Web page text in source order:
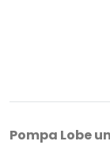
Pompa Lobe